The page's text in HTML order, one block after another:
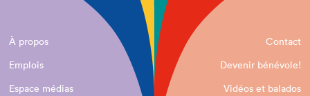
À propos
Contact
Emplois
Devenir bénévole!
Espace médias
Vidéos et balados